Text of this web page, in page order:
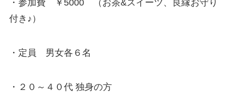
・参加費 ￥5000 （お茶&スイーツ、良縁お守り
付き♪）
・定員 男女各６名
・２０～４０代 独身の方